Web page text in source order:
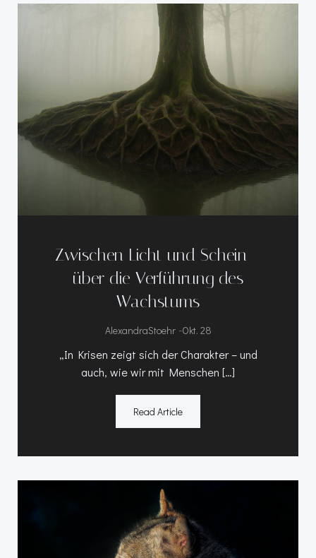
Zwischen Licht und Schein –
über die Verführung des
Wachstums
AlexandraStoehr -Okt. 28
„In Krisen zeigt sich der Charakter – und
auch, wie wir mit Menschen […]
Read Article